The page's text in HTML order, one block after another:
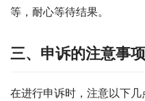
等，耐心等待结果。
三、申诉的注意事
在进行申诉时，注意以下几